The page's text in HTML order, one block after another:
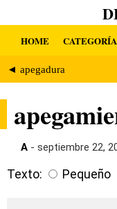
HOME
◄ apegadura
A - septiembre 22,
Texto: Pequeño